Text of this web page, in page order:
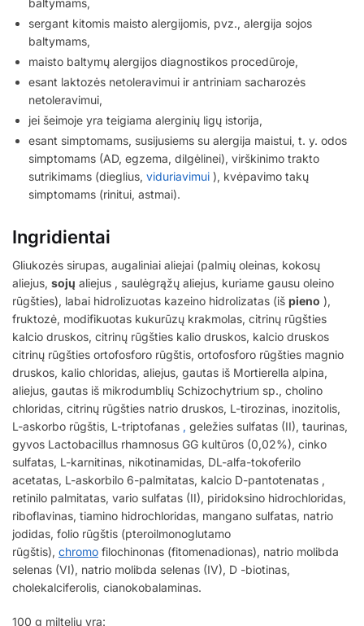
sergant kitomis maisto alergijomis, pvz., alergija sojos
baltymams,
maisto baltymų alergijos diagnostikos procedūroje,
esant laktozės netoleravimui ir antriniam sacharozės
netoleravimui,
jei šeimoje yra teigiama alerginių ligų istorija,
esant simptomams, susijusiems su alergija maistui, t. y. odos
simptomams (AD, egzema, dilgėlinei), virškinimo trakto
sutrikimams (dieglius, viduriavimui ), kvėpavimo takų
simptomams (rinitui, astmai).
Ingridientai
Gliukozės sirupas, augaliniai aliejai (palmių oleinas, kokosų
aliejus, sojų aliejus , saulėgrąžų aliejus, kuriame gausu oleino
rūgšties), labai hidrolizuotas kazeino hidrolizatas (iš pieno ),
fruktozė, modifikuotas kukurūzų krakmolas, citrinų rūgšties
kalcio druskos, citrinų rūgšties kalio druskos, kalcio druskos
citrinų rūgšties ortofosforo rūgštis, ortofosforo rūgšties magnio
druskos, kalio chloridas, aliejus, gautas iš Mortierella alpina,
aliejus, gautas iš mikrodumblių Schizochytrium sp., cholino
chloridas, citrinų rūgšties natrio druskos, L-tirozinas, inozitolis,
L-askorbo rūgštis, L-triptofanas , geležies sulfatas (II), taurinas,
gyvos Lactobacillus rhamnosus GG kultūros (0,02%), cinko
sulfatas, L-karnitinas, nikotinamidas, DL-alfa-tokoferilo
acetatas, L-askorbilo 6-palmitatas, kalcio D-pantotenatas ,
retinilo palmitatas, vario sulfatas (II), piridoksino hidrochloridas,
riboflavinas, tiamino hidrochloridas, mangano sulfatas, natrio
jodidas, folio rūgštis (pteroilmonoglutamo
rūgštis), chromo filochinonas (fitomenadionas), natrio molibda
selenas (VI), natrio molibda selenas (IV), D -biotinas,
cholekalciferolis, cianokobalaminas.
100 g miltelių yra: